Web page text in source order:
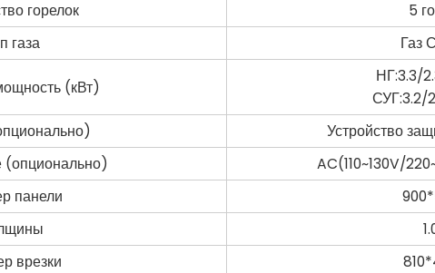
горелок
5
газа
Газ
(кВт)
НГ:3.3/
СУГ:3.2/
Устройство
AC(110~130V/
панели
врезки